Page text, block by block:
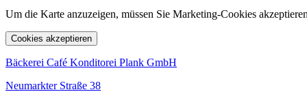
Um die Karte anzuzeigen, müssen Sie Marketing-Cookies
Cookies akzeptieren
Bäckerei Café Konditorei Plank GmbH
Neumarkter Straße 38